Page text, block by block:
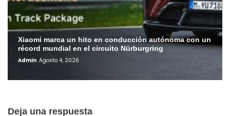
Xiaomi marca un hito en conducción autónoma con un
récord mundial en el circuito Nürburgring
Admin Agosto 4, 2026
Deja una respuesta